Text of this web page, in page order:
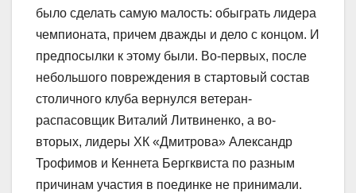
было сделать самую малость: обыграть лидера
чемпионата, причем дважды и дело с концом. И
предпосылки к этому были. Во-первых, после
небольшого повреждения в стартовый состав
столичного клуба вернулся ветеран-
распасовщик Виталий Литвиненко, а во-
вторых, лидеры ХК «Дмитрова» Александр
Трофимов и Кеннета Бергквиста по разным
причинам участия в поединке не принимали.